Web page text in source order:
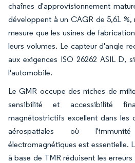
chaînes d'approvisionnement
développent à un CAGR de 5,61
mesure que les usines de
leurs volumes. Le capteur d'angle
aux exigences ISO 26262 ASIL D,
l'automobile.
Le GMR occupe des niches de
sensibilité et accessibilité
magnétostrictifs excellent dans les
aérospatiales où
électromagnétiques est essentielle.
à base de TMR réduisent les